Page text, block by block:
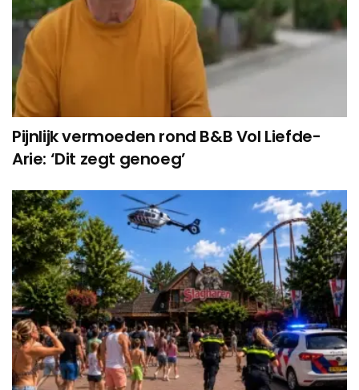
Pijnlijk vermoeden rond B&B Vol Liefde-
Arie: ‘Dit zegt genoeg’